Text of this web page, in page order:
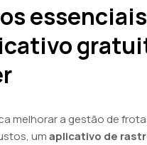
melhorar a gestão de
umaplicativo de